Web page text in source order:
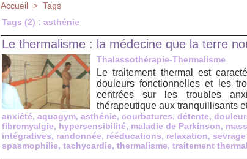
Accueil > Tags
Tags (2) : asthénie
Le thermalisme : la médecine que la terre
Thalassothérapie-Thermalisme
Le traitement thermal est
douleurs fonctionnelles et les
centrées sur les troubles
thérapeutique aux tranquillisants
anxiété, aquagym, asthénie, courbatures, détente,
fibromyalgie, hypersensibilité, maladie de Parkinson,
intégratives, randonnée, rééducations, relaxation,
spasmophilie, tachycardie, thermalisme, traitement thermal